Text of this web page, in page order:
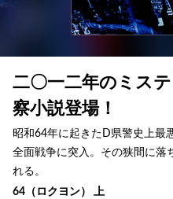
二〇一二年のミス
察小説登場！
昭和64年に起きたD県警史上最
全面戦争に突入。その狭間に落
れる。
64（ロクヨン） 上